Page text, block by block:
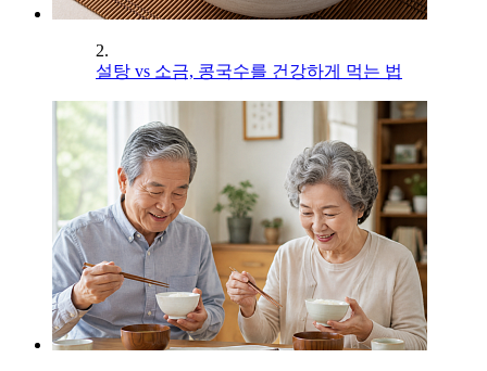
2.
설탕 vs 소금, 콩국수를 건강하게 먹는 법